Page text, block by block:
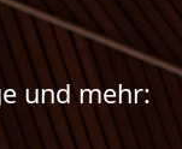
und mehr: